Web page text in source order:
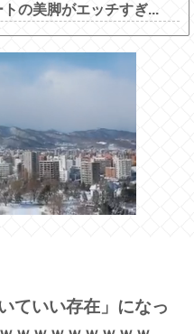
トの美脚がエッチすぎ...
ていい存在」になっ